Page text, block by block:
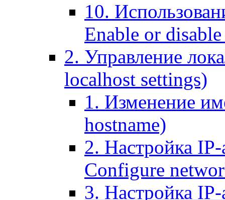
10.
Enable or
2. Управление
localhost settings)
1. Изменение
hostname)
2. Настройка IP-
Configure
3. Настройка